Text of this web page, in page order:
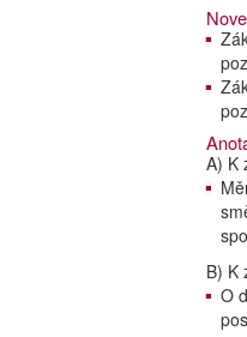
A) K
B) K
O